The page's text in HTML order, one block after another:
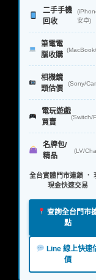
二手手機
回收
安卓)
筆電電
腦收購
相機鏡
頭估價
(Sony/
電玩遊戲
買賣
(Switch/
名牌包/
精品
(LV/
全台實體門市連鎖 ．
現金快速交易
查詢全台門市
點
Line 線上快速
價